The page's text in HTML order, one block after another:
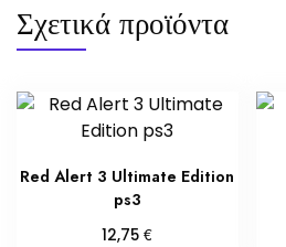
Σχετικά προϊόντα
Red Alert 3 Ultimate Edition
ps3
12,75€